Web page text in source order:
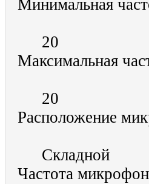
Минимальная
20
Максимальная
20
Расположение
Складной
Частота